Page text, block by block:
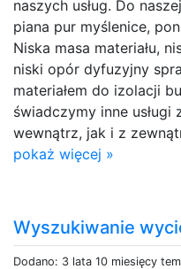
naszych usług. Do
piana pur myślenice,
Niska masa materiału,
niski opór dyfuzyjny
materiałem do izolacji
świadczymy inne
wewnątrz, jak i z
pokaż więcej »
Wyszukiwanie
Dodano: 3 lata 10 miesięcy